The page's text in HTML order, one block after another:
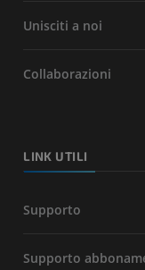
Unisciti a noi
Collaborazioni
LINK UTILI
Supporto
Supporto